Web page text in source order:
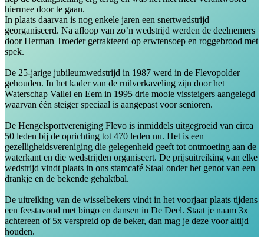
hiermee door te gaan.
In plaats daarvan is nog enkele jaren een snertwedstrijd
georganiseerd. Na afloop van zo’n wedstrijd werden de deelnemers
door Herman Troeder getrakteerd op erwtensoep en roggebrood met
spek.
De 25-jarige jubileumwedstrijd in 1987 werd in de Flevopolder
gehouden. In het kader van de ruilverkaveling zijn door het
Waterschap Vallei en Eem in 1995 drie mooie vissteigers aangelegd
waarvan één steiger speciaal is aangepast voor senioren.
De Hengelsportvereniging Flevo is inmiddels uitgegroeid van circa
50 leden bij de oprichting tot 470 leden nu. Het is een
gezelligheidsvereniging die gelegenheid geeft tot ontmoeting aan de
waterkant en die wedstrijden organiseert. De prijsuitreiking van elke
wedstrijd vindt plaats in ons stamcafé Staal onder het genot van een
drankje en de bekende gehaktbal.
De uitreiking van de wisselbekers vindt in het voorjaar plaats tijdens
een feestavond met bingo en dansen in De Deel. Staat je naam 3x
achtereen of 5x verspreid op de beker, dan mag je deze voor altijd
houden.